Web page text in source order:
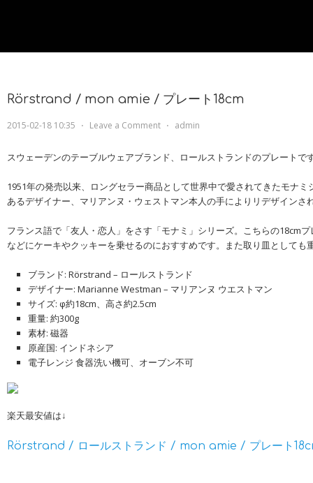
Rörstrand / mon amie / プレート18cm
2015-02-18 10:35 ⋅ Leave a Comment ⋅ admin
スウェーデンのテーブルウェアブランド、ロールストランドのプレートで
1951年の発売以来、ロングセラー商品として世界中で愛されてきたモナミ
あるデザイナー、マリアンヌ・ウェストマン本人の手によりリデザインさ
フランス語で「友人・恋人」をさす「モナミ」シリーズ。こちらの18cm
などにケーキやクッキーを乗せるのにおすすめです。また取り皿としても
ブランド: Rörstrand – ロールストランド
デザイナー: Marianne Westman – マリアンヌ ウエストマン
サイズ: φ約18cm、高さ約2.5cm
重量: 約300g
素材: 磁器
原産国: インドネシア
電子レンジ 食器洗い機可、オーブン不可
楽天最安値は↓
Rörstrand / ロールストランド / mon amie / プレート